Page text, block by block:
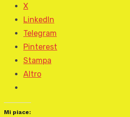
X
LinkedIn
Telegram
Pinterest
Stampa
Altro
Mi piace: